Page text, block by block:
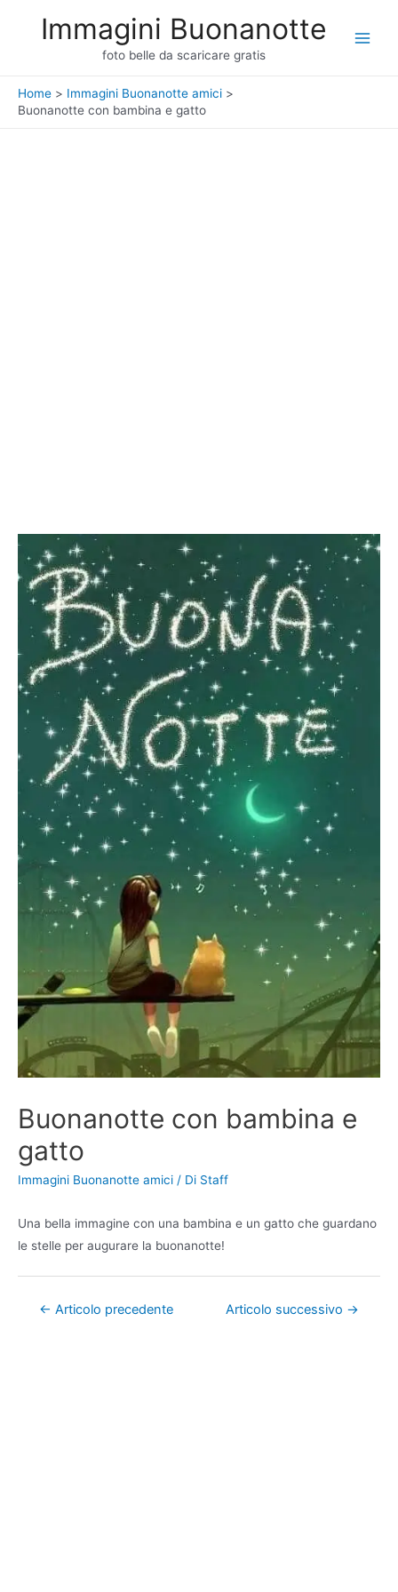
Immagini Buonanotte
foto belle da scaricare gratis
Home
Immagini Buonanotte amici
Buonanotte con bambina e gatto
Buonanotte con bambina e
gatto
Immagini Buonanotte amici / Di Staff
Una bella immagine con una bambina e un gatto che guardano
le stelle per augurare la buonanotte!
Navigazione
← Articolo precedente Articolo successivo →